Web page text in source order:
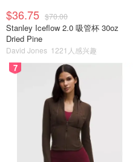
$36.75 $70.00
Stanley Iceflow 2.0 吸管杯 30oz
Dried Pine
David Jones 1221人感兴趣
7